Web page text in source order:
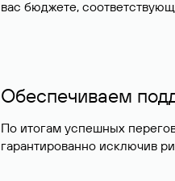
вас бюджете,
Обеспечиваем
По итогам успешных
гарантированно исключив